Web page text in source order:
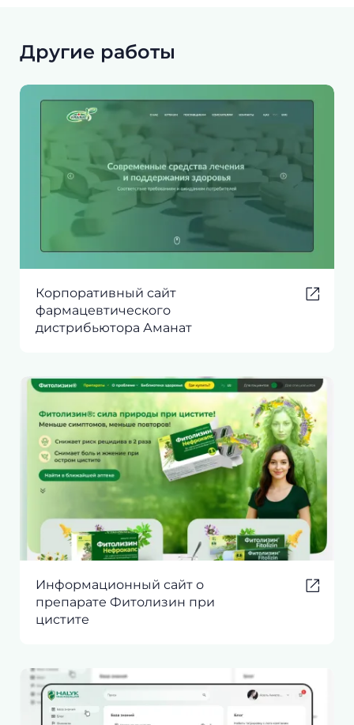
Другие работы
Корпоративный сайт
фармацевтического
дистрибьютора Аманат
Информационный сайт о
препарате Фитолизин при
цистите